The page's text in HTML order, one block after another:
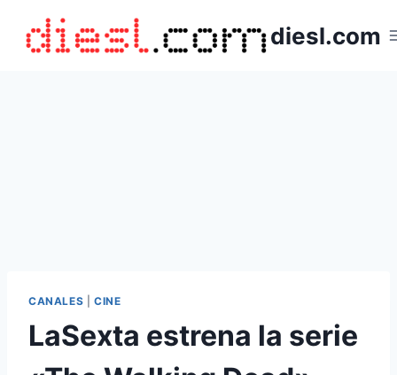
contenido
diesl.com
CANALES CINE
LaSexta estrena la serie